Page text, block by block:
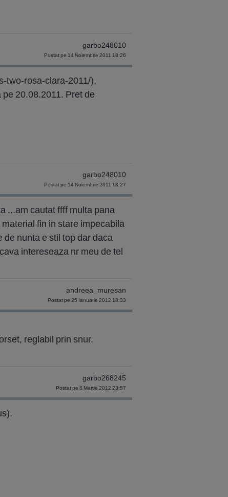
garbo248010
Postat pe 14 Noiembrie 2011 18:26
two-rosa-clara-2011/),
20.08.2011. Pret de
garbo248010
Postat pe 14 Noiembrie 2011 18:27
...am cautat ffff multa pana
fin in stare impecabila
de nunta e stil top dar daca
intereseaza nr meu de tel
andreea_muresan
Postat pe 25 Ianuarie 2012 18:33
reglabil prin snur.
garbo268245
Postat pe 8 Martie 2012 23:57